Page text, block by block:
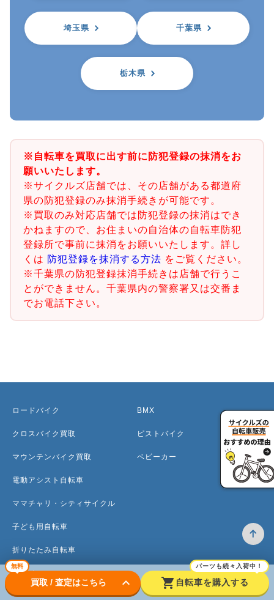
埼玉県 千葉県
栃木県
※自転車を買取に出す前に防犯登録の抹消をお
願いいたします。
※サイクルズ店舗では、その店舗がある都道府
県の防犯登録のみ抹消手続きが可能です。
※買取のみ対応店舗では防犯登録の抹消はでき
かねますので、お住まいの自治体の自転車防犯
登録所で事前に抹消をお願いいたします。詳し
くは 防犯登録を抹消する方法 をご覧ください。
※千葉県の防犯登録抹消手続きは店舗で行うこ
とができません。千葉県内の警察署又は交番ま
でお電話下さい。
無料
買取 / 査定はこちら keyboard_arrow_down shopping_cart
パーツも続々入荷中！
自転車を購入する
ロードバイク
クロスバイク買取
マウンテンバイク買取
電動アシスト自転車
ママチャリ・シティサイクル
子ども用自転車
折りたたみ自転車
ミニベロ
BMX
ピストバイク
ベビーカー